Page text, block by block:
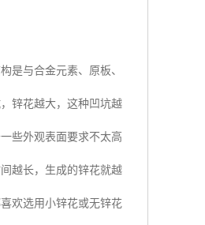
是与合金元素、原板、
锌花越大，这种凹坑越
些外观表面要求不太高
越长，生成的锌花就越
欢选用小锌花或无锌花